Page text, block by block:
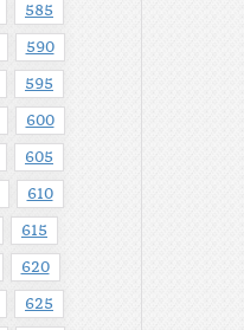
585
590
595
600
605
610
615
620
625